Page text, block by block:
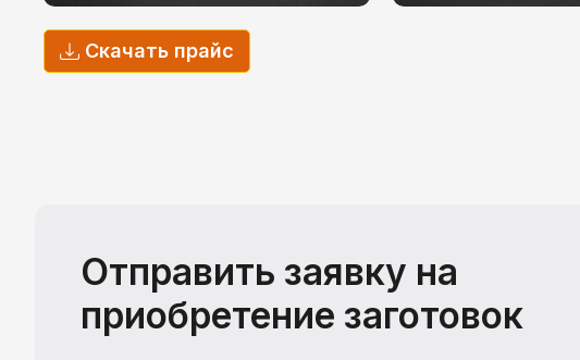
Скачать прайс
Отправить заявку на
приобретение заготовок